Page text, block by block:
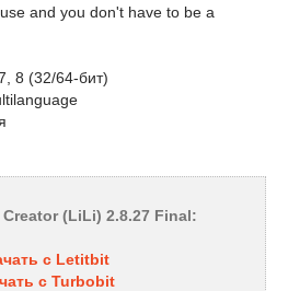
and you don't have to be a
8 (32/64-бит)
(LiLi) 2.8.27 Final:
с Letitbit
с Turbobit